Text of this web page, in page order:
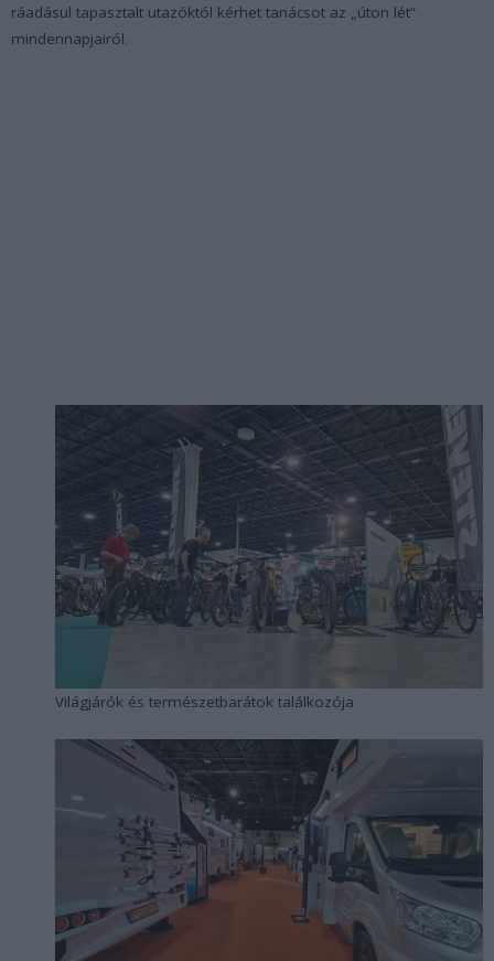
ráadásul tapasztalt utazóktól kérhet tanácsot az „úton lét”
mindennapjairól.
Világjárók és természetbarátok találkozója